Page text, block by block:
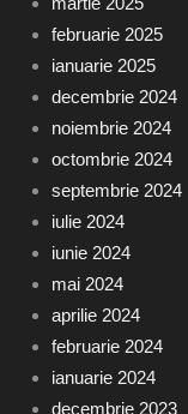
februarie 2025
ianuarie 2025
decembrie 2024
noiembrie 2024
octombrie 2024
septembrie 2024
iulie 2024
iunie 2024
mai 2024
aprilie 2024
februarie 2024
ianuarie 2024
decembrie 2023